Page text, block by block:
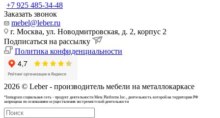
+7 925 485-34-48
Заказать звонок
mebel@leber.ru
г. Москва, ул. Новодмитровская, д. 2, корпус 2
Подписаться на рассылку
Политика конфиденциальности
2026 © Leber - производитель мебели на металлокаркасе
*Instagram cоциальная сеть - продукт деятельности Meta Platforms Inc., деятельность которой на территории РФ
запрещена по основаниям осуществления экстремистской деятельности